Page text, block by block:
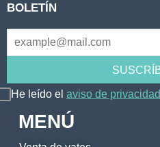
BOLETÍN
He leído el aviso de privacidad
MENÚ